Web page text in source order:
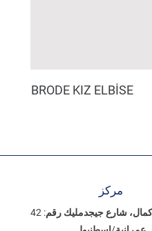
BRODE KIZ ELBİSE
مركز
شارع جيجدمليك رقم: 42